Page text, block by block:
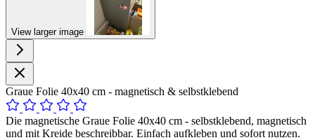
View larger image
Graue Folie 40x40 cm - magnetisch & selbstklebend
Die magnetische Graue Folie 40x40 cm - selbstklebend, magnetisch
und mit Kreide beschreibbar. Einfach aufkleben und sofort nutzen.